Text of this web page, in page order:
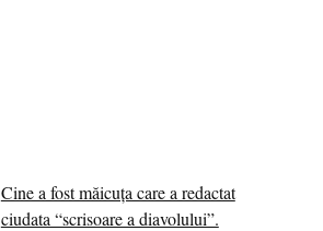
Cine a fost măicuţa care a redactat
ciudata “scrisoare a diavolului”.